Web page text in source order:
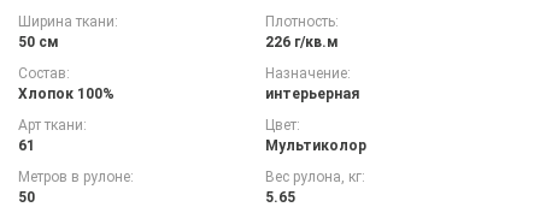
Ширина ткани:
50 см
Плотность:
226 г/кв.м
Состав:
Хлопок 100%
Назначение:
интерьерная
Арт ткани:
61
Цвет:
Мультиколор
Метров в рулоне:
50
Вес рулона, кг:
5.65